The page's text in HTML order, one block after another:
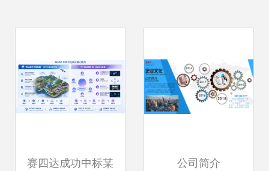
赛四达成功中标某 公司简介